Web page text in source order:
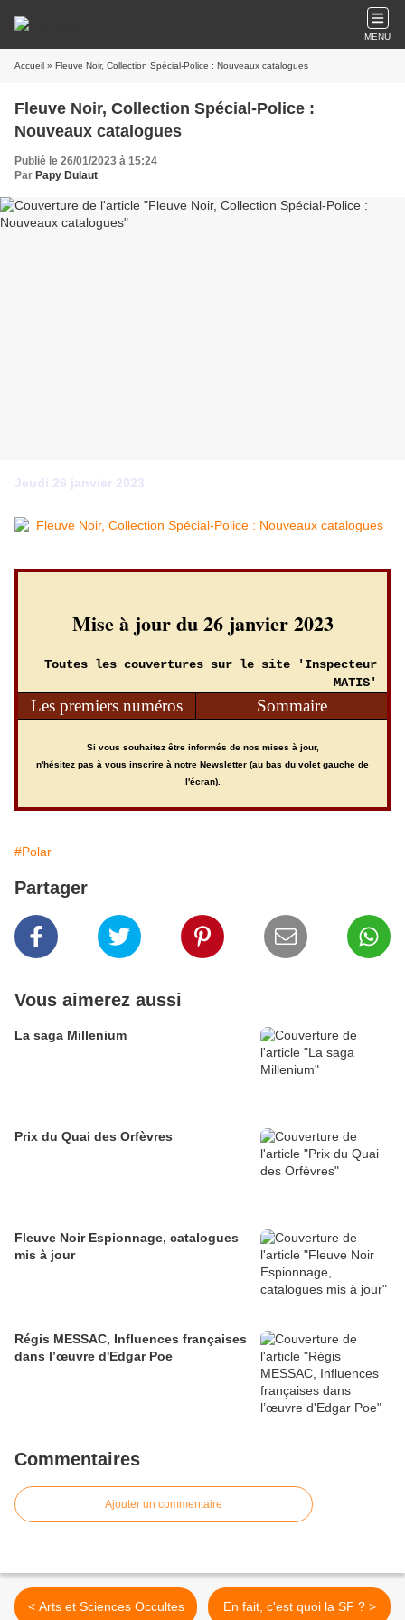
MENU
Accueil » Fleuve Noir, Collection Spécial-Police : Nouveaux catalogues
Fleuve Noir, Collection Spécial-Police :
Nouveaux catalogues
Publié le 26/01/2023 à 15:24
Par Papy Dulaut
Jeudi 26 janvier 2023
Mise à jour du 26 janvier 2023
Toutes les couvertures sur le site 'Inspecteur
MATIS'
Les premiers numéros Sommaire
Si vous souhaitez être informés de nos mises à jour,
n'hésitez pas à vous inscrire à notre Newsletter (au bas du volet gauche de
l'écran).
#Polar
Partager
Vous aimerez aussi
La saga Millenium
Prix du Quai des Orfèvres
Fleuve Noir Espionnage, catalogues
mis à jour
Régis MESSAC, Influences françaises
dans l’œuvre d'Edgar Poe
Commentaires
Ajouter un commentaire
< Arts et Sciences Occultes En fait, c'est quoi la SF ? >